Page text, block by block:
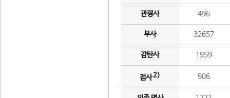
관형사 496
부사 32657
감탄사 1959
접사2) 906